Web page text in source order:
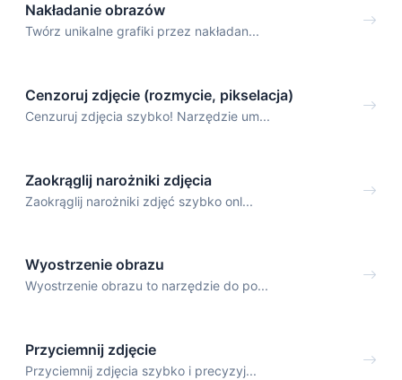
Nakładanie obrazów
Twórz unikalne grafiki przez nakładan...
Cenzoruj zdjęcie (rozmycie, pikselacja)
Cenzuruj zdjęcia szybko! Narzędzie um...
Zaokrąglij narożniki zdjęcia
Zaokrąglij narożniki zdjęć szybko onl...
Wyostrzenie obrazu
Wyostrzenie obrazu to narzędzie do po...
Przyciemnij zdjęcie
Przyciemnij zdjęcia szybko i precyzyj...